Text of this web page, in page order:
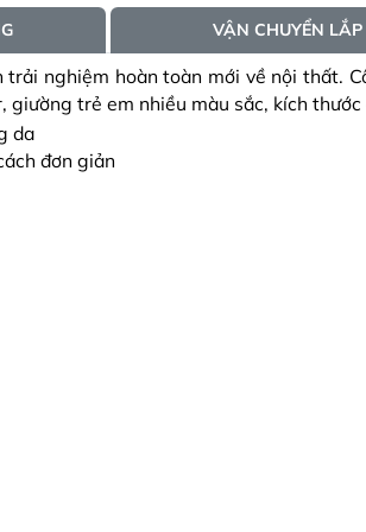
Thành, ấp
Dương
Đông, Hà
Chị Hà
Hòa Thành,
Lê Thị
Thành phố
Hồ Anh
Thành, ấp
VẬN CHUYỂN
nghiệm hoàn toàn mới về nội thất.
trẻ em nhiều màu sắc, kích thước
đơn giản